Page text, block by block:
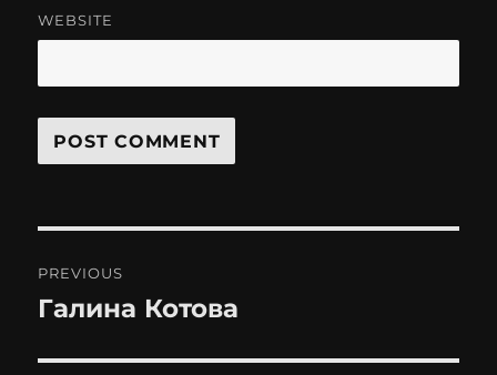
WEBSITE
navigation
PREVIOUS
Previous
Галина Котова